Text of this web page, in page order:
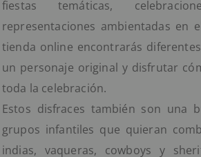
fiestas temáticas,
representaciones ambientadas en
tienda online encontrarás
un personaje original y disfrutar
toda la celebración.
Estos disfraces también son una
grupos infantiles que quieran
indias, vaqueras, cowboys y